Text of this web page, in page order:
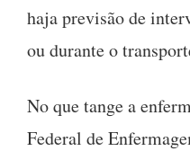
haja previsão de
ou durante o
No que tange a
Federal de